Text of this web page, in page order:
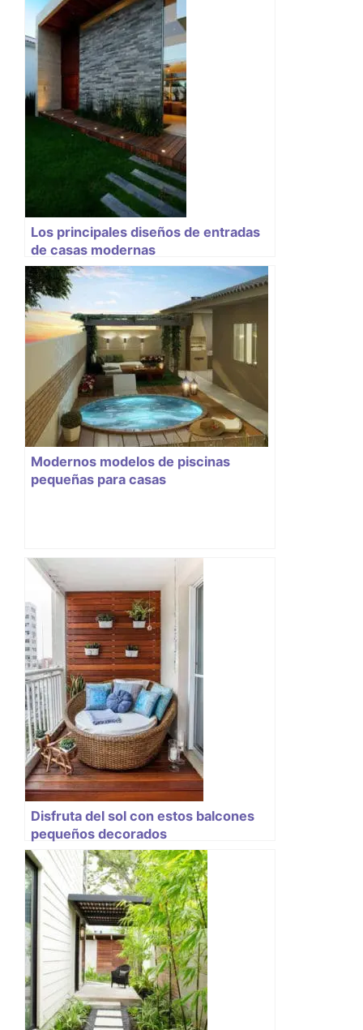
Los principales diseños de entradas
de casas modernas
Modernos modelos de piscinas
pequeñas para casas
Disfruta del sol con estos balcones
pequeños decorados